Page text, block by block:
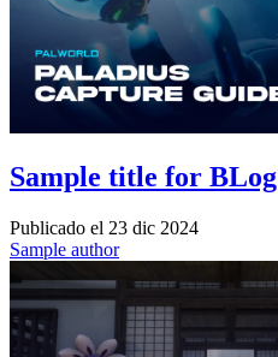
Sample title for BLog
Publicado el 23 dic 2024
Sample author